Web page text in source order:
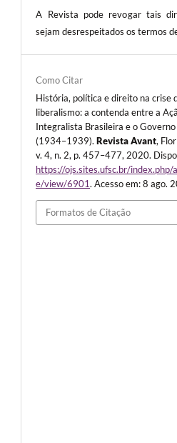
A Revista pode revogar tais
sejam desrespeitados os termos
Como Citar
História, política e direito na crise
liberalismo: a contenda entre a
Integralista Brasileira e o Governo
(1934–1939).Revista Avant,
v. 4, n. 2, p. 457–477, 2020.
https://ojs.sites.ufsc.br/
e/view/6901. Acesso em: 8 ago.
Formatos de Citação